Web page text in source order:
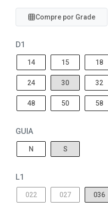
Compre por Grade
D1
14 15 18
24 30 32
48 50 58
GUIA
N S
L1
022 027 036